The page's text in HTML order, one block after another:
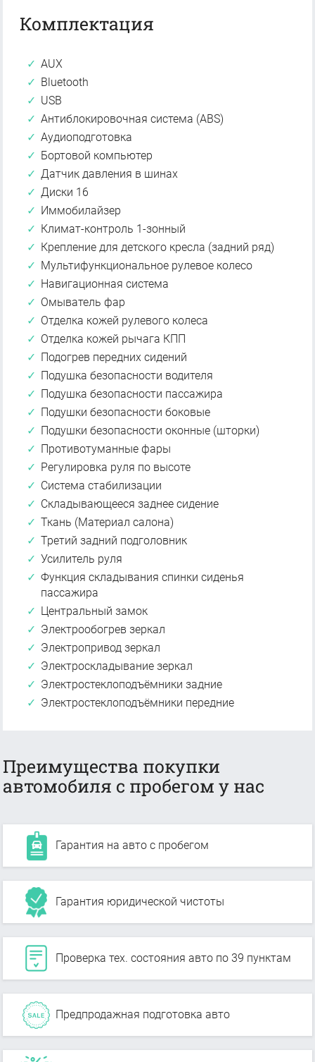
Комплектация
AUX
Bluetooth
USB
Антиблокировочная система (ABS)
Аудиоподготовка
Бортовой компьютер
Датчик давления в шинах
Диски 16
Иммобилайзер
Климат-контроль 1-зонный
Крепление для детского кресла (задний ряд)
Мультифункциональное рулевое колесо
Навигационная система
Омыватель фар
Отделка кожей рулевого колеса
Отделка кожей рычага КПП
Подогрев передних сидений
Подушка безопасности водителя
Подушка безопасности пассажира
Подушки безопасности боковые
Подушки безопасности оконные (шторки)
Противотуманные фары
Регулировка руля по высоте
Система стабилизации
Складывающееся заднее сидение
Ткань (Материал салона)
Третий задний подголовник
Усилитель руля
Функция складывания спинки сиденья
пассажира
Центральный замок
Электрообогрев зеркал
Электропривод зеркал
Электроскладывание зеркал
Электростеклоподъёмники задние
Электростеклоподъёмники передние
Преимущества покупки
автомобиля с пробегом у нас
Гарантия на авто с пробегом
Гарантия юридической чистоты
Проверка тех. состояния авто по 39 пунктам
Предпродажная подготовка авто